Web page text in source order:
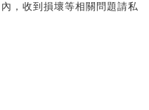
，收到損壞等相關問題請私